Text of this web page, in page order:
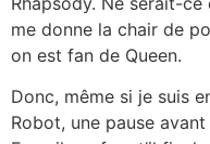
me donne la chair de
on est fan de Queen.
Donc, même si je suis
Robot, une pause